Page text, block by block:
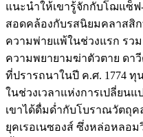
แนะนำให้เขารู้จักกับโฌแซ็ฟ
สอดคล้องกับรสนิยมคลาสสิ
ความพ่ายแพ้ในช่วงแรก รว
ความพยายามฆ่าตัวตาย ดา
ที่ปรารถนาในปี ค.ศ. 1774
ในช่วงเวลาแห่งการเปลี่ยนแ
เขาได้ดื่มด่ำกับโบราณวัตถุ
ยุคเรอเนซองส์ ซึ่งหล่อหลอ